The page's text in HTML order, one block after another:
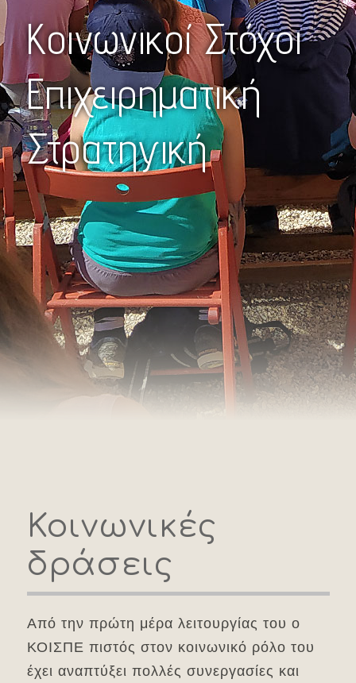
Κοινωνικοί Στόχοι
Επιχειρηματική
Στρατηγική
Κοινωνικές
δράσεις
Από την πρώτη μέρα λειτουργίας του ο
ΚΟΙΣΠΕ πιστός στον κοινωνικό ρόλο του
έχει αναπτύξει πολλές συνεργασίες και